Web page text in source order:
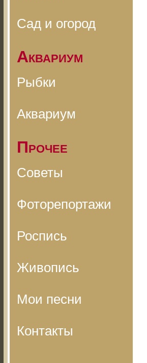
Сад и огород
Аквариум
Рыбки
Аквариум
Прочее
Советы
Фоторепортажи
Роспись
Живопись
Мои песни
Контакты